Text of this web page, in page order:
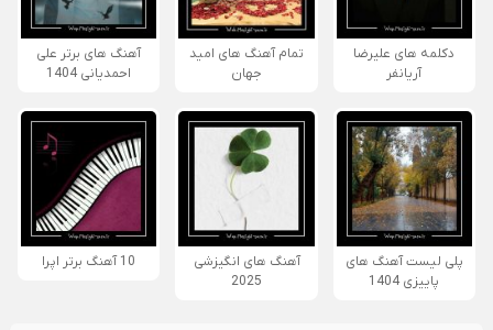
دکلمه های علیرضا
آریانفر
تمام آهنگ های امید
جهان
آهنگ های برتر علی
احمدیانی 1404
پلی لیست آهنگ های
پاییزی 1404
آهنگ های انگیزشی
2025
10 آهنگ برتر اپرا